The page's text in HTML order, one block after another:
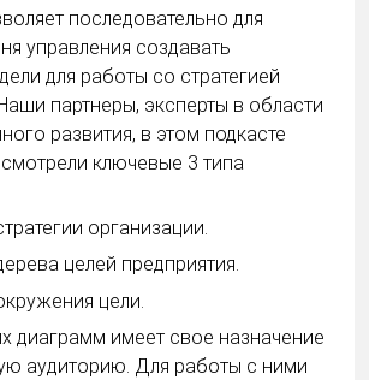
последовательно для
управления создавать
для работы со стратегией
партнеры, эксперты в области
развития, в этом подкасте
ключевые 3 типа
организации.
целей предприятия.
цели.
диаграмм имеет свое назначение
аудиторию. Для работы с ними